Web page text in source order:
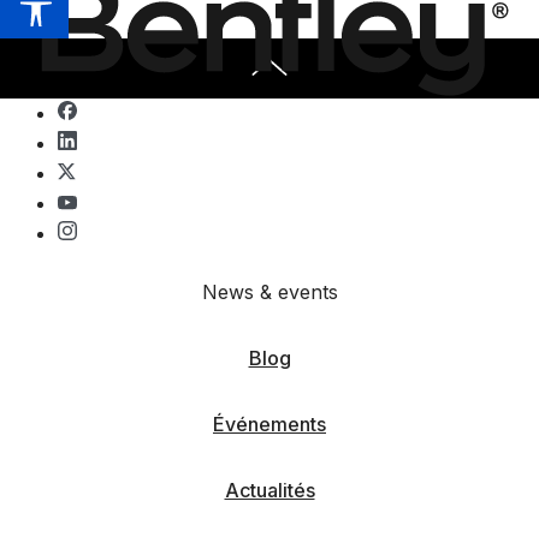
News & events
Blog
Événements
Actualités